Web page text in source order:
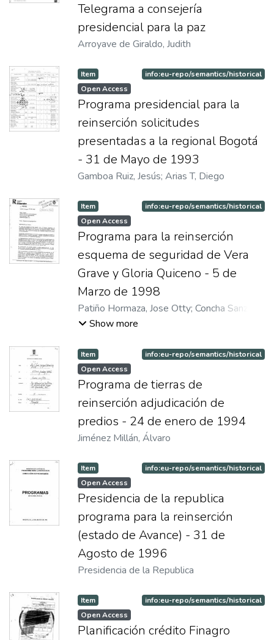
Telegrama a consejería
presidencial para la paz
Arroyave de Giraldo, Judith
Item
Open Access
info:eu-repo/semantics/historical
Programa presidencial para la
reinserción solicitudes
presentadas a la regional Bogotá
- 31 de Mayo de 1993
Gamboa Ruiz, Jesús; Arias T, Diego
Item
Open Access
info:eu-repo/semantics/historical
Programa para la reinserción
esquema de seguridad de Vera
Grave y Gloria Quiceno - 5 de
Marzo de 1998
Patiño Hormaza, Jose Otty; Concha Sanz,
Tomas
Show more
Item
Open Access
info:eu-repo/semantics/historical
Programa de tierras de
reinserción adjudicación de
predios - 24 de enero de 1994
Jiménez Millán, Álvaro
Item
Open Access
info:eu-repo/semantics/historical
Presidencia de la republica
programa para la reinserción
(estado de Avance) - 31 de
Agosto de 1996
Presidencia de la Republica
Item
Open Access
info:eu-repo/semantics/historical
Planificación crédito Finagro